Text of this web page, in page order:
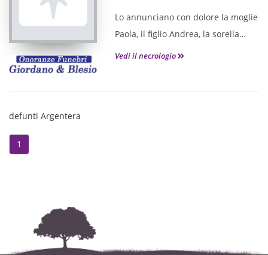
Lo annunciano con dolore la moglie
Paola, il figlio Andrea, la sorella
Margherita (Rita), il fratello Gianni
Vedi il necrologio
defunti Argentera
1